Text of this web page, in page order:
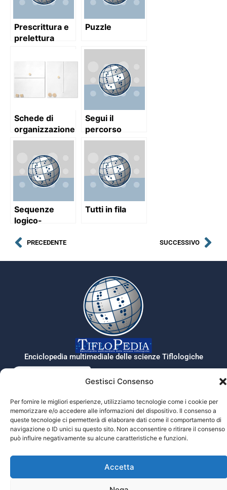
Gestisci Consenso
Per fornire le migliori esperienze, utilizziamo tecnologie come i cookie per
memorizzare e/o accedere alle informazioni del dispositivo. Il consenso a
queste tecnologie ci permetterà di elaborare dati come il comportamento di
navigazione o ID unici su questo sito. Non acconsentire o ritirare il consenso
può influire negativamente su alcune caratteristiche e funzioni.
Accetta
Prescrittura e
prelettura
Puzzle
Schede di
organizzazione
spaziale
Segui il
percorso
Sequenze
logico-
Tutti in fila
PRECEDENTE SUCCESSIVO
Tiflopedia è un sito della Federazione
Nazionale delle Istituzioni Pro Ciechi
Onlus
Privacy
Enciclopedia multimediale delle scienze Tiflologiche
© 2026 Prociechi.it. Tutti i diritti riservati.